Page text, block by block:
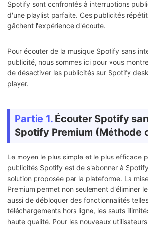
Spotify sont confrontés à interruptions
d'une playlist parfaite. Ces publicités
gâchent l'expérience d'écoute.
Pour écouter de la musique Spotify sans
publicité, nous sommes ici pour vous
de désactiver les publicités sur Spotify
player.
Partie 1. Écouter Spotify
Spotify Premium (Méthode
Le moyen le plus simple et le plus efficace
publicités Spotify est de s'abonner à
solution proposée par la plateforme. La
Premium permet non seulement d'éliminer
aussi de débloquer des fonctionnalités
téléchargements hors ligne, les sauts
haute qualité. Pour les nouveaux